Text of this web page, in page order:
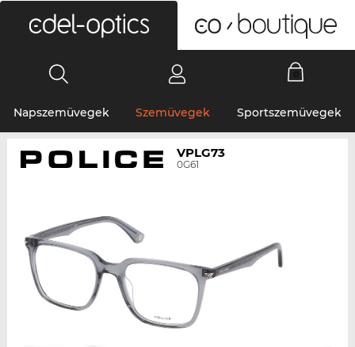
Napszemüvegek Szemüvegek Sportszemüvegek
VPLG73
0G61